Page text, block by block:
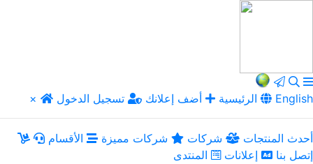
× الرئيسية أضف إعلانك تسجيل الدخول English
أحدث المنتجات شركات شركات مميزة
الأقسام
إتصل بنا
إعلانات المنتدى